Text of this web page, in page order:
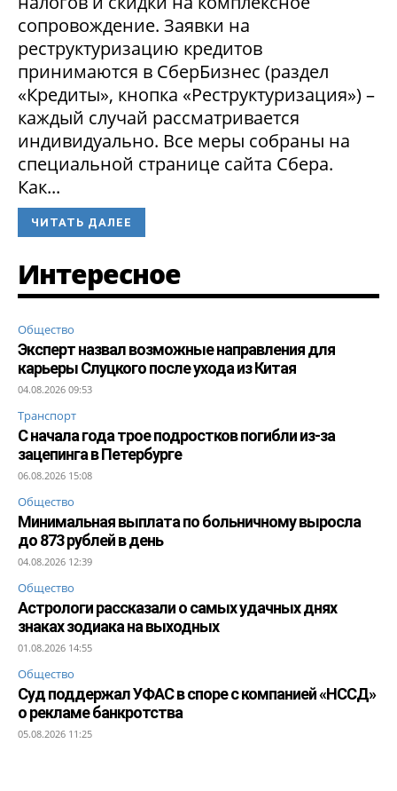
сопровождение. Заявки на
реструктуризацию кредитов
принимаются в СберБизнес (раздел
«Кредиты», кнопка «Реструктуризация») –
каждый случай рассматривается
индивидуально. Все меры собраны на
специальной странице сайта Сбера.
Как...
ЧИТАТЬ ДАЛЕЕ
Интересное
Общество
Эксперт назвал возможные направления для
карьеры Слуцкого после ухода из Китая
04.08.2026 09:53
Транспорт
С начала года трое подростков погибли из-за
зацепинга в Петербурге
06.08.2026 15:08
Общество
Минимальная выплата по больничному выросла
до 873 рублей в день
04.08.2026 12:39
Общество
Астрологи рассказали о самых удачных днях
знаках зодиака на выходных
01.08.2026 14:55
Общество
Суд поддержал УФАС в споре с компанией «НССД»
о рекламе банкротства
05.08.2026 11:25